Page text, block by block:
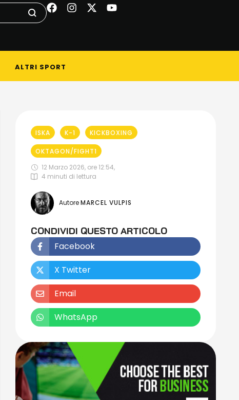
ALTRI SPORT
ISKA K-1 KICKBOXING
OKTAGON/FIGHT1
12 Marzo 2026, ore 12:54,
4 minuti di lettura
Autore MARCEL VULPIS
CONDIVIDI QUESTO ARTICOLO
Facebook
X Twitter
Email
WhatsApp